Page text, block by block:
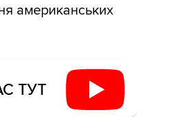
американських
ТУТ